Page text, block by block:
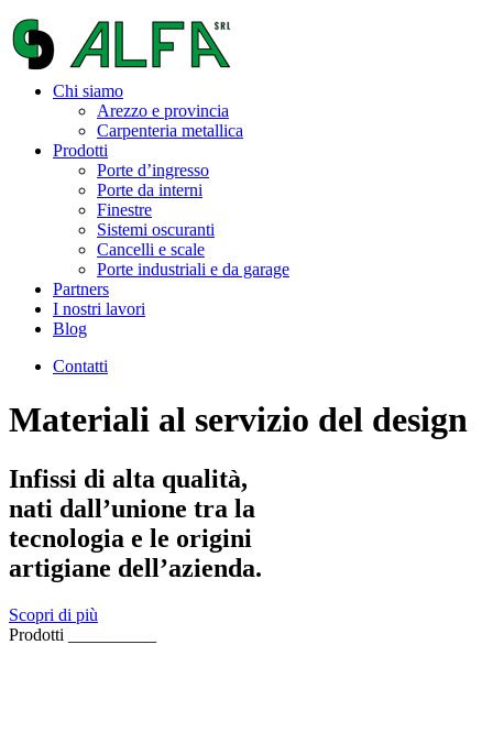
Chi siamo
Arezzo e provincia
Carpenteria metallica
Prodotti
Porte d’ingresso
Porte da interni
Finestre
Sistemi oscuranti
Cancelli e scale
Porte industriali e da garage
Partners
I nostri lavori
Blog
Contatti
Materiali al servizio del design
Infissi di alta qualità,
nati dall’unione tra la
tecnologia e le origini
artigiane dell’azienda.
Scopri di più
Prodotti __________